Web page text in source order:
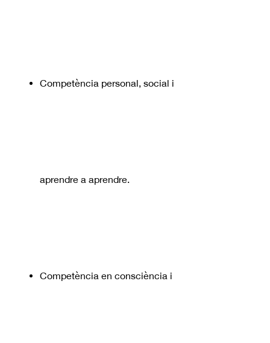
Competència personal, social i
aprendre a aprendre.
Competència en consciència i